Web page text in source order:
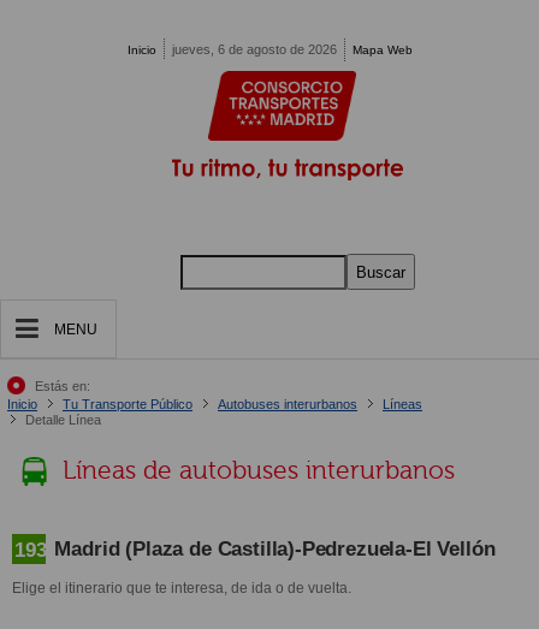
Inicio jueves, 6 de agosto de 2026 Mapa Web
Buscar
MENU
Estás en:
Inicio
Tu Transporte Público Autobuses interurbanos
Líneas
Detalle Línea
Líneas de autobuses interurbanos
193 Madrid (Plaza de Castilla)-Pedrezuela-El Vellón
Elige el itinerario que te interesa, de ida o de vuelta.